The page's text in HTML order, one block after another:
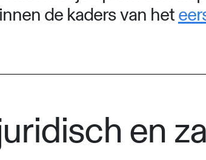
de kaders van het
en